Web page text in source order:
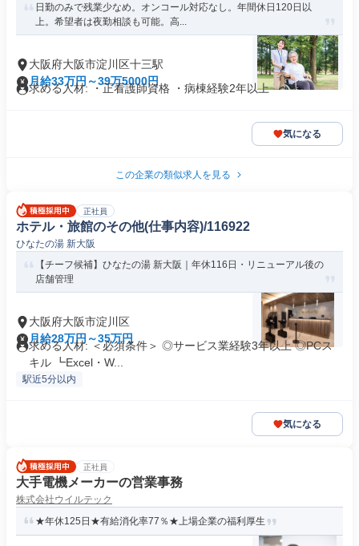
日勤のみで残業少なめ。オンコール対応なし。年間休日120日以
上。希望者は夜勤相談も可能。高...
大阪府大阪市淀川区十三駅
月給33万円～39万5000円
求める人材: ・正看護師資格 ・病棟経験2年以上
気になる
この企業の類似求人を見る
正社員
ホテル・旅館のその他(仕事内容)/116922
ひなたの湯 新大阪
【チーフ候補】ひなたの湯 新大阪｜年休116日・リニューアル後の
店舗管理
大阪府大阪市淀川区
月給28万円～35万円
求める人材: ＜必須条件＞ ◎サービス業経験3年以上 ◎PCス
キル ┗Excel・W...
駅近5分以内
気になる
正社員
大手電機メーカーの営業事務
株式会社ウイルテック
★年休125日★有給消化率77％★上場企業の福利厚生